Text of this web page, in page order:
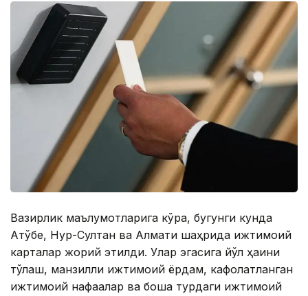
Вазирлик маълумотларига кўра, бугунги кунда
Ақтўбе, Нур-Султан ва Алмати шаҳрида ижтимоий
карталар жорий этилди. Улар эгасига йўл ҳақини
тўлаш, манзилли ижтимоий ёрдам, кафолатланган
ижтимоий нафақалар ва бошқа турдаги ижтимоий